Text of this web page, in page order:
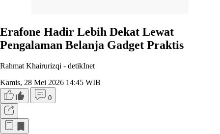
Erafone Hadir Lebih Dekat Lewat
Pengalaman Belanja Gadget Praktis
Rahmat Khairurizqi - detikInet
Kamis, 28 Mei 2026 14:45 WIB
0